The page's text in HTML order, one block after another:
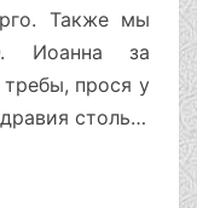
Также мы
Иоанна за
прося у
столь…